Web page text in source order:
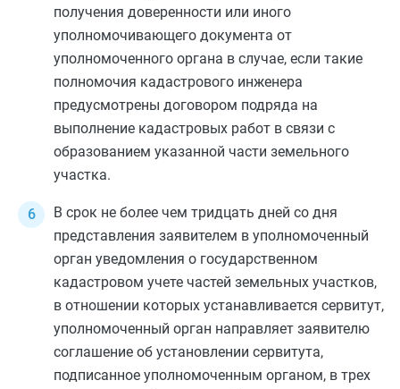
получения доверенности или иного
уполномочивающего документа от
уполномоченного органа в случае, если такие
полномочия кадастрового инженера
предусмотрены договором подряда на
выполнение кадастровых работ в связи с
образованием указанной части земельного
участка.
В срок не более чем тридцать дней со дня
представления заявителем в уполномоченный
орган уведомления о государственном
кадастровом учете частей земельных участков,
в отношении которых устанавливается сервитут,
уполномоченный орган направляет заявителю
соглашение об установлении сервитута,
подписанное уполномоченным органом, в трех